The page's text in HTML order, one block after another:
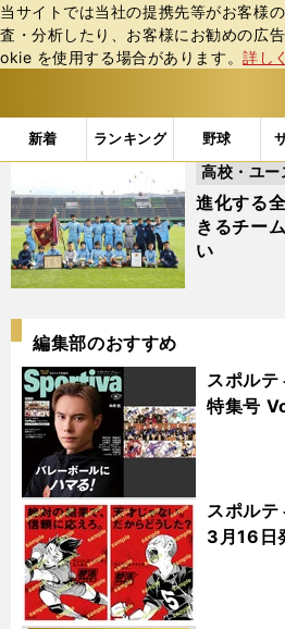
当サイトでは当社の提携先等がお客様
査・分析したり、お客様にお勧めの広
okie を使⽤する場合があります。詳し
新着 ランキング 野球
b
ス
ル
テ
ィ
ー
バ
「#全日本Ｕ－12サッカー選
進化する
きるチー
い
高校・ユー
編集部のおすすめ
スポル
特集号
スポル
3月16日